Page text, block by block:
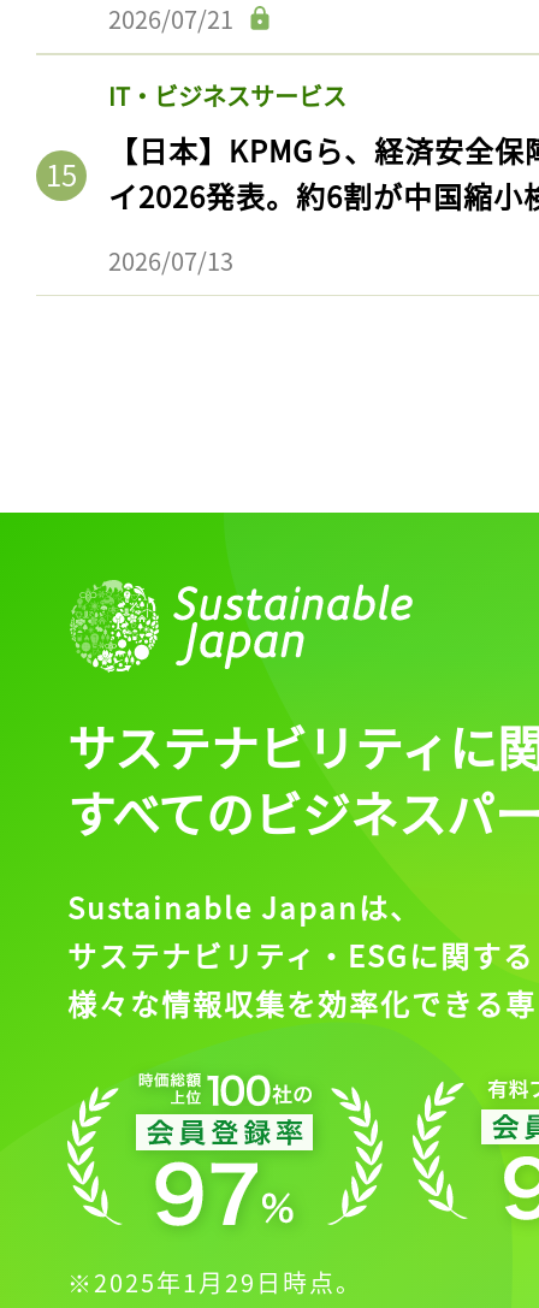
2026/07/21
IT・ビジネスサービス
【日本】KPMGら、経済安全
イ2026発表。約6割が中国縮小
2026/07/13
ログイン
会員登録
サステナビリティに
すべてのビジネスパ
Sustainable Japanは、
サステナビリティ・ESGに関する
様々な情報収集を効率化できる
※2025年1月29日時点。